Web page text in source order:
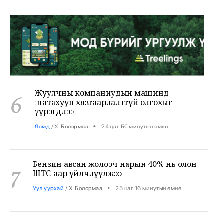
6
Жуулчны компаниудын машинд
үүрэгдлээ
Яамд /Х. Болормаа • 24 цаг 50 минутын өмнө
7
ШТС-аар үйлчлүүлжээ
Уул уурхай /Х. Болормаа • 25 цаг 16 минутын өмнө
тосны зах зээлийг дахин савлууллаа